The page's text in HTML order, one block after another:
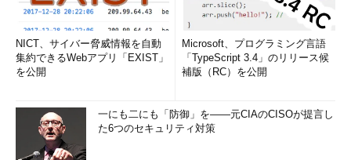
NICT、サイバー脅威情報を自動
集約できるWebアプリ「EXIST」
を公開
Microsoft、プログラミング言語
「TypeScript 3.4」のリリース候
補版（RC）を公開
一にも二にも「防御」を――元CIAのCISOが提言し
た6つのセキュリティ対策